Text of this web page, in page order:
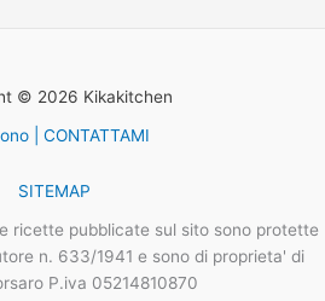
© 2026 Kikakitchen
| CONTATTAMI
SITEMAP
ricette pubblicate sul sito sono protette
n. 633/1941 e sono di proprieta' di
P.iva 05214810870